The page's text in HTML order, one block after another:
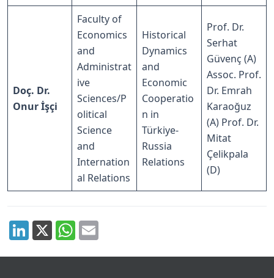
Doç. Dr.
Onur İşçi
Faculty of
Economics
and
Administrat
ive
Sciences/P
olitical
Science
and
Internation
al Relations
Historical
Dynamics
and
Economic
Cooperatio
n in
Türkiye-
Russia
Relations
Prof. Dr.
Serhat
Güvenç (A)
Assoc. Prof.
Dr. Emrah
Karaoğuz
(A) Prof. Dr.
Mitat
Çelikpala
(D)